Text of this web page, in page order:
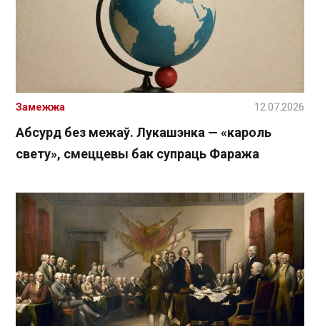
Абсурд без межаў. Лукашэнка — «кароль
свету», смеццевы бак супраць Фаража
Замежжа 12.07.2026